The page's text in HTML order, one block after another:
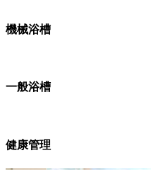
機械浴槽
一般浴槽
健康管理